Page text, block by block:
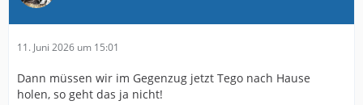
11. Juni 2026 um 15:01
Dann müssen wir im Gegenzug jetzt Tego nach Hause
holen, so geht das ja nicht!